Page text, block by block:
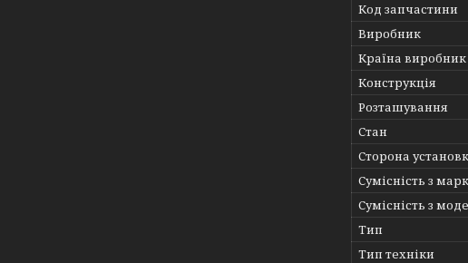
Код запчастини
Виробник
Країна виробник
Конструкція
Розташування
Стан
Сторона
Сумісність з
Сумісність з
Тип
Тип техніки